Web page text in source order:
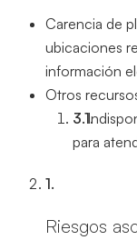
Carencia de
ubicaciones
información
Otros
para
Riesgos